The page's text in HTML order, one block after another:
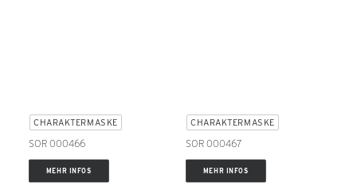
CHARAKTERMASKE
SOR 000466
MEHR INFOS
CHARAKTERMASKE
SOR 000467
MEHR INFOS